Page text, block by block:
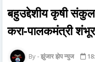
बहुउद्देशीय कृषी
करा-पालकमंत्री
झुंजार झेप न्युज